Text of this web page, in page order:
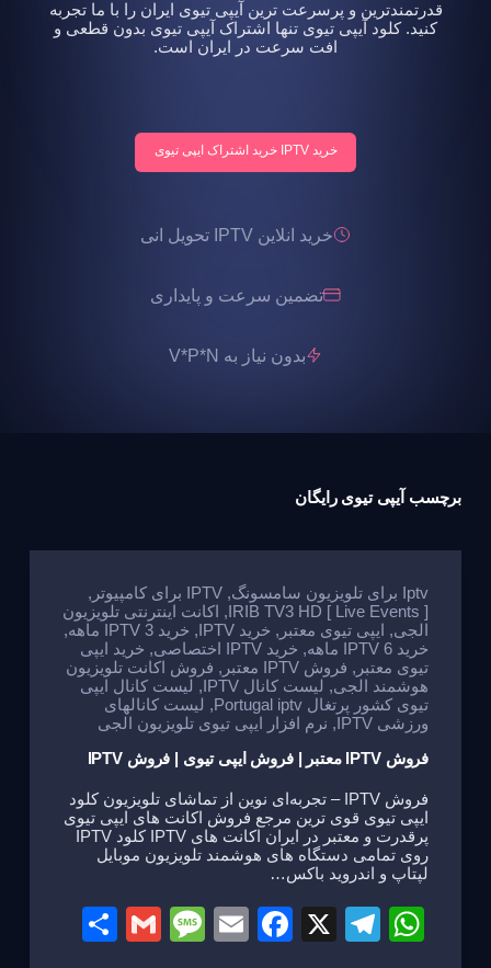
قدرتمندترین و پرسرعت ترین آیپی تیوی ایران را با ما تجربه
کنید. کلود آیپی تیوی تنها اشتراک آیپی تیوی بدون قطعی و
افت سرعت در ایران است.
خرید IPTV خرید اشتراک ایپی تیوی
خرید انلاین IPTV تحویل انی
تضمین سرعت و پایداری
بدون نیاز به V*P*N
برچسب آیپی تیوی رایگان
Iptv برای تلویزیون سامسونگ , IPTV برای کامپیوتر
,
IRIB TV3 HD [ Live Events ]
, اکانت اینترنتی تلویزیون
الجی, ایپی تیوی معتبر , خرید IPTV , خرید IPTV 3 ماهه
,
خرید IPTV 6 ماهه
, خرید IPTV اختصاصی , خرید ایپی
تیوی معتبر , فروش IPTV معتبر , فروش اکانت تلویزیون
هوشمند الجی, لیست کانال IPTV , لیست کانال ایپی
تیوی کشور پرتغال Portugal iptv
, لیست کانالهای
ورزشی IPTV
, نرم افزار ایپی تیوی تلویزیون الجی
فروش IPTV معتبر | فروش ایپی تیوی | فروش IPTV
فروش IPTV – تجربه‌ای نوین از تماشای تلویزیون کلود
ایپی تیوی قوی ترین مرجع فروش اکانت های ایپی تیوی
پرقدرت و معتبر در ایران اکانت های IPTV کلود IPTV
روی تمامی دستگاه های هوشمند تلویزیون موبایل
لپتاپ و اندروید باکس…
W
T
X
F
E
M
G